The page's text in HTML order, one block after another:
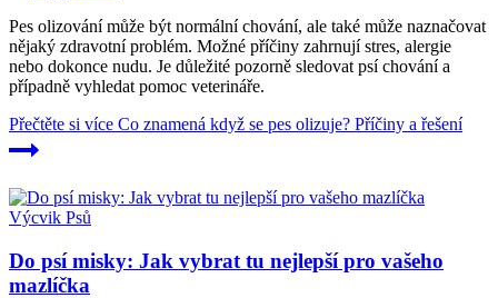
Pes olizování může být normální chování, ale také může naznačovat
nějaký zdravotní problém. Možné příčiny zahrnují stres, alergie
nebo dokonce nudu. Je důležité pozorně sledovat psí chování a
případně vyhledat pomoc veterináře.
Přečtěte si více Co znamená když se pes olizuje? Příčiny a řešení
Výcvik Psů
Do psí misky: Jak vybrat tu nejlepší pro vašeho
mazlíčka